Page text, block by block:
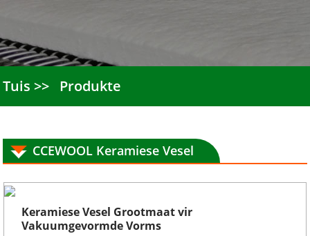
Tuis Produkte
CCEWOOL Keramiese Vesel
Keramiese Vesel Grootmaat vir
Vakuumgevormde Vorms